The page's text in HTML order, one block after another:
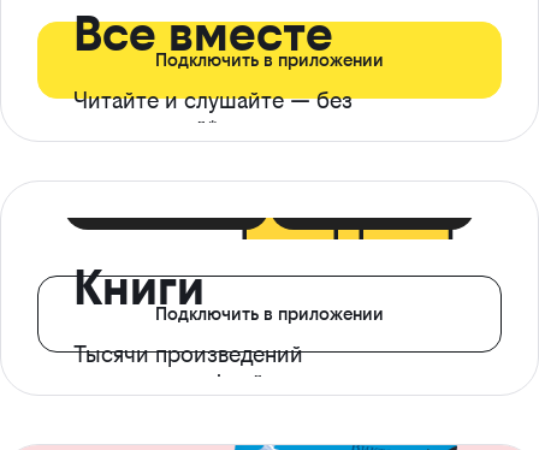
Все вместе
Читайте и слушайте — без
ограничений*
Подключить в приложении
Книги
Тысячи произведений
с доступом офлайн
Подключить в приложении